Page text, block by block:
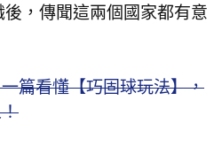
，傳聞這兩個國家都有意
篇看懂【巧固球玩法】，